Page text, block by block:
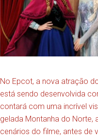
No Epcot, a nova atração
está sendo desenvolvida
contará com uma incrível
gelada Montanha do Norte,
cenários do filme, antes de